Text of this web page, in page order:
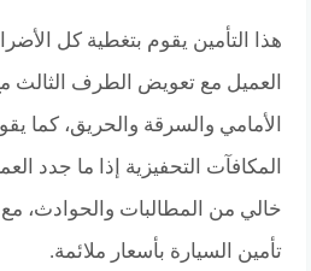
هذا التأمين يقوم بتغطية كل
العميل مع تعويض الطرف الثالث
الأمامي والسرقة والحريق، كما
المكافآت التحفيزية إذا ما جدد
خالي من المطالبات والحوادث،
تأمين السيارة بأسعار ملائمة.